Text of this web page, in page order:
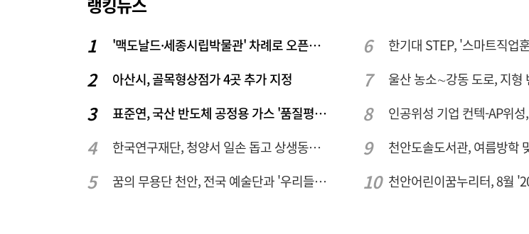
'맥도날드·세종시립박물관' 차례로 오픈… 고운동 정주여건 좋아진다
아산시, 골목형상점가 4곳 추가 지정
표준연, 국산 반도체 공정용 가스 '품질평가 체계' 구축
한국연구재단, 청양서 일손 돕고 상생동반 친구맺기 봉사활동
꿈의 무용단 천안, 전국 예술단과 '우리들의 하모니' 선보여